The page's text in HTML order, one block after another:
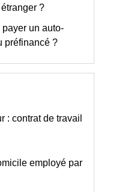
?
un auto-
préfinancé ?
: contrat de travail
employé par